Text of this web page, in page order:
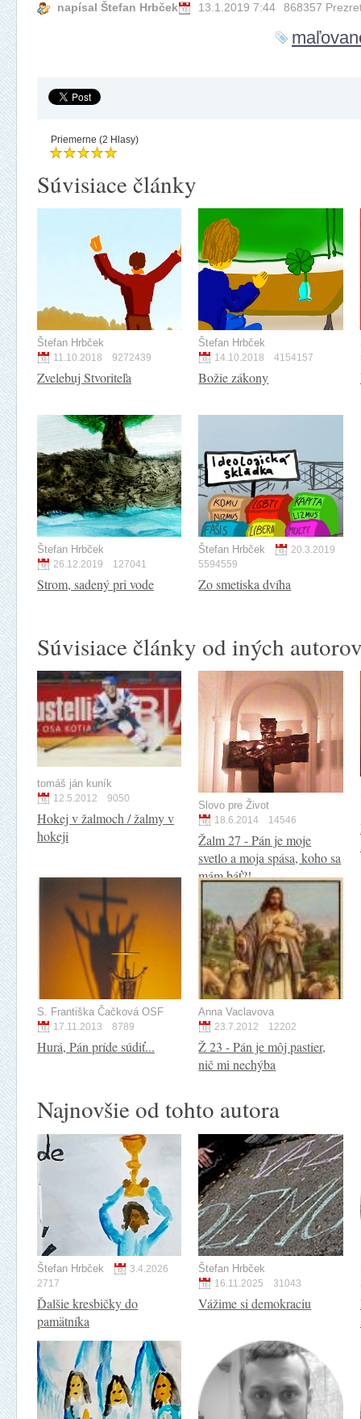
napísal Štefan Hrbček 13.1.2019 7:44 868357
Priemerne (2 Hlasy)
Súvisiace články
Štefan Hrbček
11.10.2018 9272439
Zvelebuj Stvoriteľa
Štefan Hrbček
14.10.2018 4154157
Božie zákony
Štefan Hrbček
26.12.2019 127041
Strom, sadený pri vode
Štefan Hrbček
20.3.2019
5594559
Zo smetiska dvíha
Súvisiace články od iných
tomáš ján kuník
12.5.2012 9050
Hokej v žalmoch / žalmy v
hokeji
Slovo pre Život
18.6.2014 14546
Žalm 27 - Pán je moje
svetlo a moja spása, koho sa
mám báť?!
S. Františka Čačková OSF
17.11.2013 8789
Hurá, Pán príde súdiť...
Anna Vaclavova
23.7.2012 12202
Ž 23 - Pán je môj pastier,
nič mi nechýba
Najnovšie od tohto autora
Štefan Hrbček
3.4.2026
2717
Ďalšie kresbičky do
pamätníka
Štefan Hrbček
16.11.2025 31043
Vážime si demokraciu